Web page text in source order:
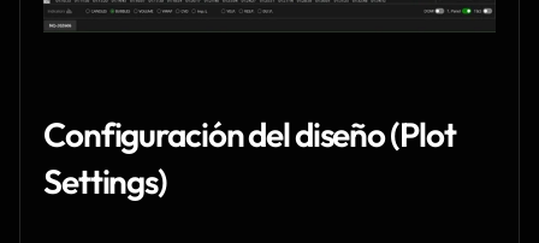
Configuración del diseño (Plot
Settings)